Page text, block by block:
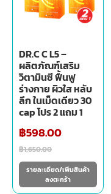
DR.C C L5 –
ผลิตภัณฑ์เสริม
วิตามินซี ฟื้นฟู
ร่างกาย ผิวใส หลับ
ลึก ในเม็ดเดียว 30
cap โปร 2 แถม 1
฿598.00
฿1,650.00
รายละเอียด/เพิ่มสินค้า
ลงตะกร้า